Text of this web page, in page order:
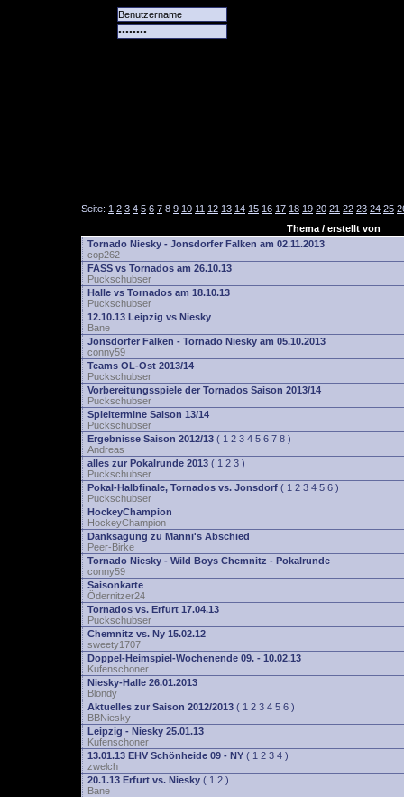
Seite: 1 2 3 4 5 6 7 8 9 10 11 12 13 14 15 16 17 18 19 20 21 22 23 24 25
Thema / erstellt von
Tornado Niesky - Jonsdorfer Falken am 02.11.2013
cop262
FASS vs Tornados am 26.10.13
Puckschubser
Halle vs Tornados am 18.10.13
Puckschubser
12.10.13 Leipzig vs Niesky
Bane
Jonsdorfer Falken - Tornado Niesky am 05.10.2013
conny59
Teams OL-Ost 2013/14
Puckschubser
Vorbereitungsspiele der Tornados Saison 2013/14
Puckschubser
Spieltermine Saison 13/14
Puckschubser
Ergebnisse Saison 2012/13 ( 1 2 3 4 5 6 7 8 )
Andreas
alles zur Pokalrunde 2013 ( 1 2 3 )
Puckschubser
Pokal-Halbfinale, Tornados vs. Jonsdorf ( 1 2 3 4 5 6 )
Puckschubser
HockeyChampion
HockeyChampion
Danksagung zu Manni's Abschied
Peer-Birke
Tornado Niesky - Wild Boys Chemnitz - Pokalrunde
conny59
Saisonkarte
Ödernitzer24
Tornados vs. Erfurt 17.04.13
Puckschubser
Chemnitz vs. Ny 15.02.12
sweety1707
Doppel-Heimspiel-Wochenende 09. - 10.02.13
Kufenschoner
Niesky-Halle 26.01.2013
Blondy
Aktuelles zur Saison 2012/2013 ( 1 2 3 4 5 6 )
BBNiesky
Leipzig - Niesky 25.01.13
Kufenschoner
13.01.13 EHV Schönheide 09 - NY ( 1 2 3 4 )
zwelch
20.1.13 Erfurt vs. Niesky ( 1 2 )
Bane